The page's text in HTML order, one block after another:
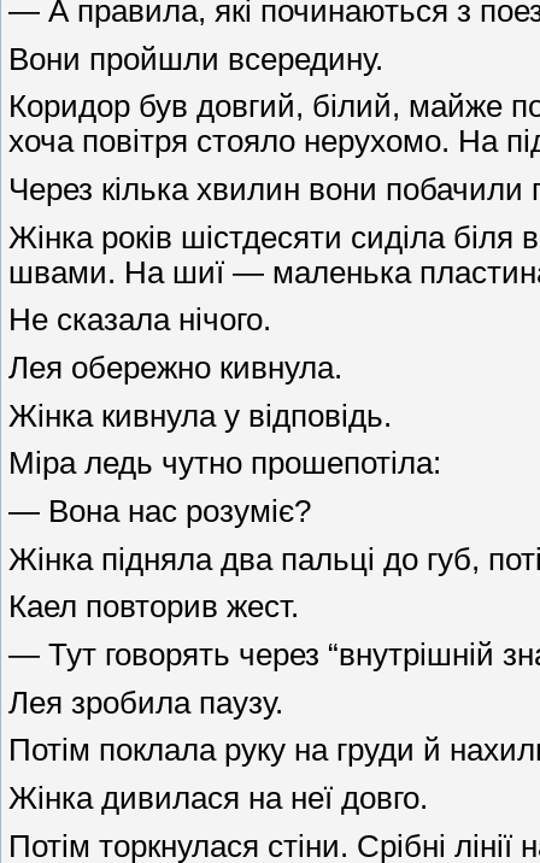
— А правила, які починаються з
Вони пройшли всередину.
Коридор був довгий, білий, майже
хоча повітря стояло нерухомо. На
Через кілька хвилин вони
Жінка років шістдесяти сиділа біля
швами. На шиї — маленька
Не сказала нічого.
Лея обережно кивнула.
Жінка кивнула у відповідь.
Міра ледь чутно прошепотіла:
— Вона нас розуміє?
Жінка підняла два пальці до губ,
Каел повторив жест.
— Тут говорять через “внутрішній
Лея зробила паузу.
Потім поклала руку на груди й
Жінка дивилася на неї довго.
Потім торкнулася стіни. Срібні